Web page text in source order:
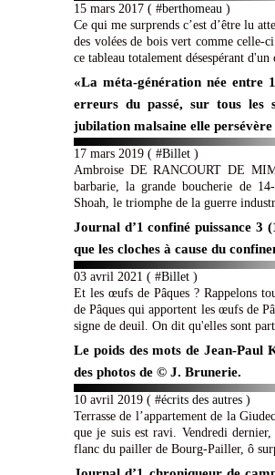
15 mars 2017 ( #berthomeau )
Ce qui me surprends c’est d’être lu
des volées de bois vert comme celle-
ce tableau totalement désespérant
«La méta-génération née entre
erreurs du passé, sur tous les
jubilation malsaine elle
17 mars 2019 ( #Billet )
Ambroise DE RANCOURT DE
barbarie, la grande boucherie de
Shoah, le triomphe de la guerre
Journal d’1 confiné puissance 3
que les cloches à cause du
03 avril 2021 ( #Billet )
Et les œufs de Pâques ? Rappelons
de Pâques qui apportent les œufs de
signe de deuil. On dit qu'elles sont
Le poids des mots de Jean-Paul
des photos de © J. Brunerie.
10 avril 2019 ( #écrits des autres )
Terrasse de l’appartement de la
que je suis est ravi. Vendredi
flanc du pailler de Bourg-Pailler, ô